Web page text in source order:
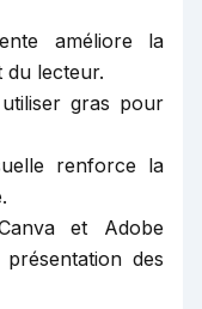
améliore la
du lecteur.
gras pour
renforce la
et Adobe
des